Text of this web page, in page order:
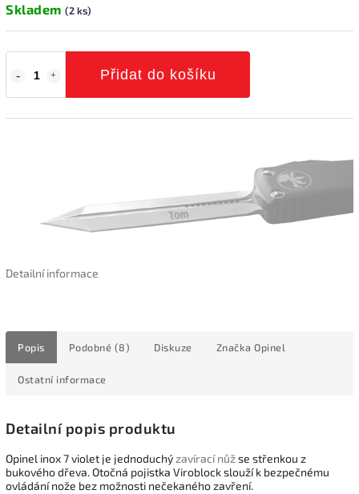
Skladem (2 ks)
Přidat do košíku
Detailní informace
Popis Podobné (8) Diskuze Značka Opinel
Ostatní informace
Detailní popis produktu
Opinel inox 7 violet je jednoduchýzavírací nůžse střenkou z
bukového dřeva. Otočná pojistka Viroblock slouží k bezpečnému
ovládání nože bez možnosti nečekaného zavření.